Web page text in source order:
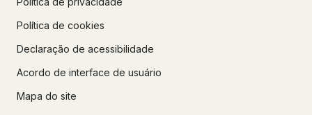
Política de cookies
Declaração de acessibilidade
Acordo de interface de usuário
Mapa do site